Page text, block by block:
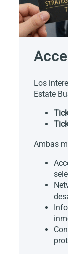
Los
Estate
Ambas